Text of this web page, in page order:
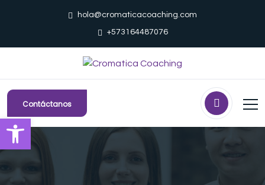
hola@cromaticacoaching.com
+573164487076
Contáctanos
Abrir barra de herramientas